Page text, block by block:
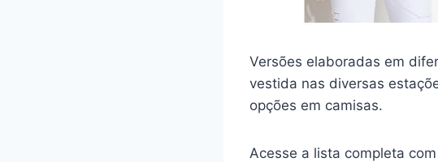
Versões elaboradas em
vestida nas diversas
opções em camisas.
Acesse a lista completa